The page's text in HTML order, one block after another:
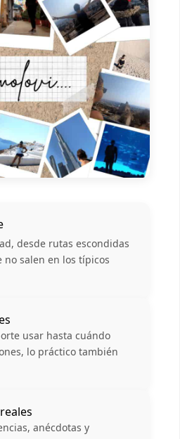
desde rutas escondidas
no salen en los típicos
usar hasta cuándo
lo práctico también
anécdotas y